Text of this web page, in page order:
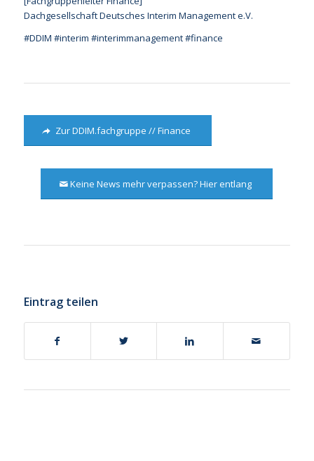
Dachgesellschaft Deutsches Interim Management e.V.
#DDIM #interim #interimmanagement #finance
Zur DDIM.fachgruppe // Finance
Keine News mehr verpassen? Hier entlang
Eintrag teilen